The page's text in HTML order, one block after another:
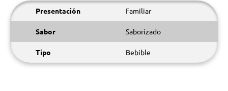
Presentación Familiar
Sabor Saborizado
Tipo Bebible